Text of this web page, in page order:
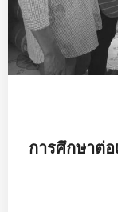
การศึกษาต่